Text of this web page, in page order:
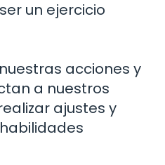
un ejercicio
acciones y
a nuestros
ajustes y